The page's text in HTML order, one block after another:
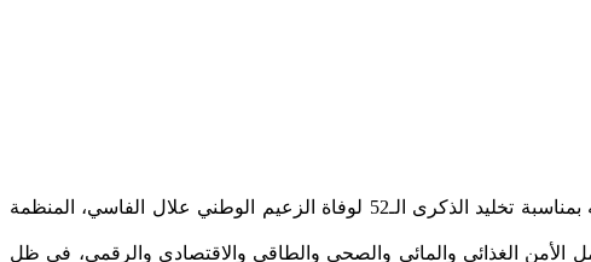
أكد الأمين العام لـ حزب الاستقلال، نزار بركة، أن المغرب يعيش مرحلة جديدة عنوانها “الاستقلالية الاستراتيجية”، وذلك خلال كلمته بمناسبة تخليد الذكرى الـ52 لوفاة الزعيم الوطني علال الفاسي، المنظمة
الغذائي والمائي والصحي والطاقي والاقتصادي والرقمي، في ظل